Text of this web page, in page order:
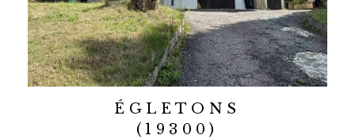
ÉGLETONS
(19300)